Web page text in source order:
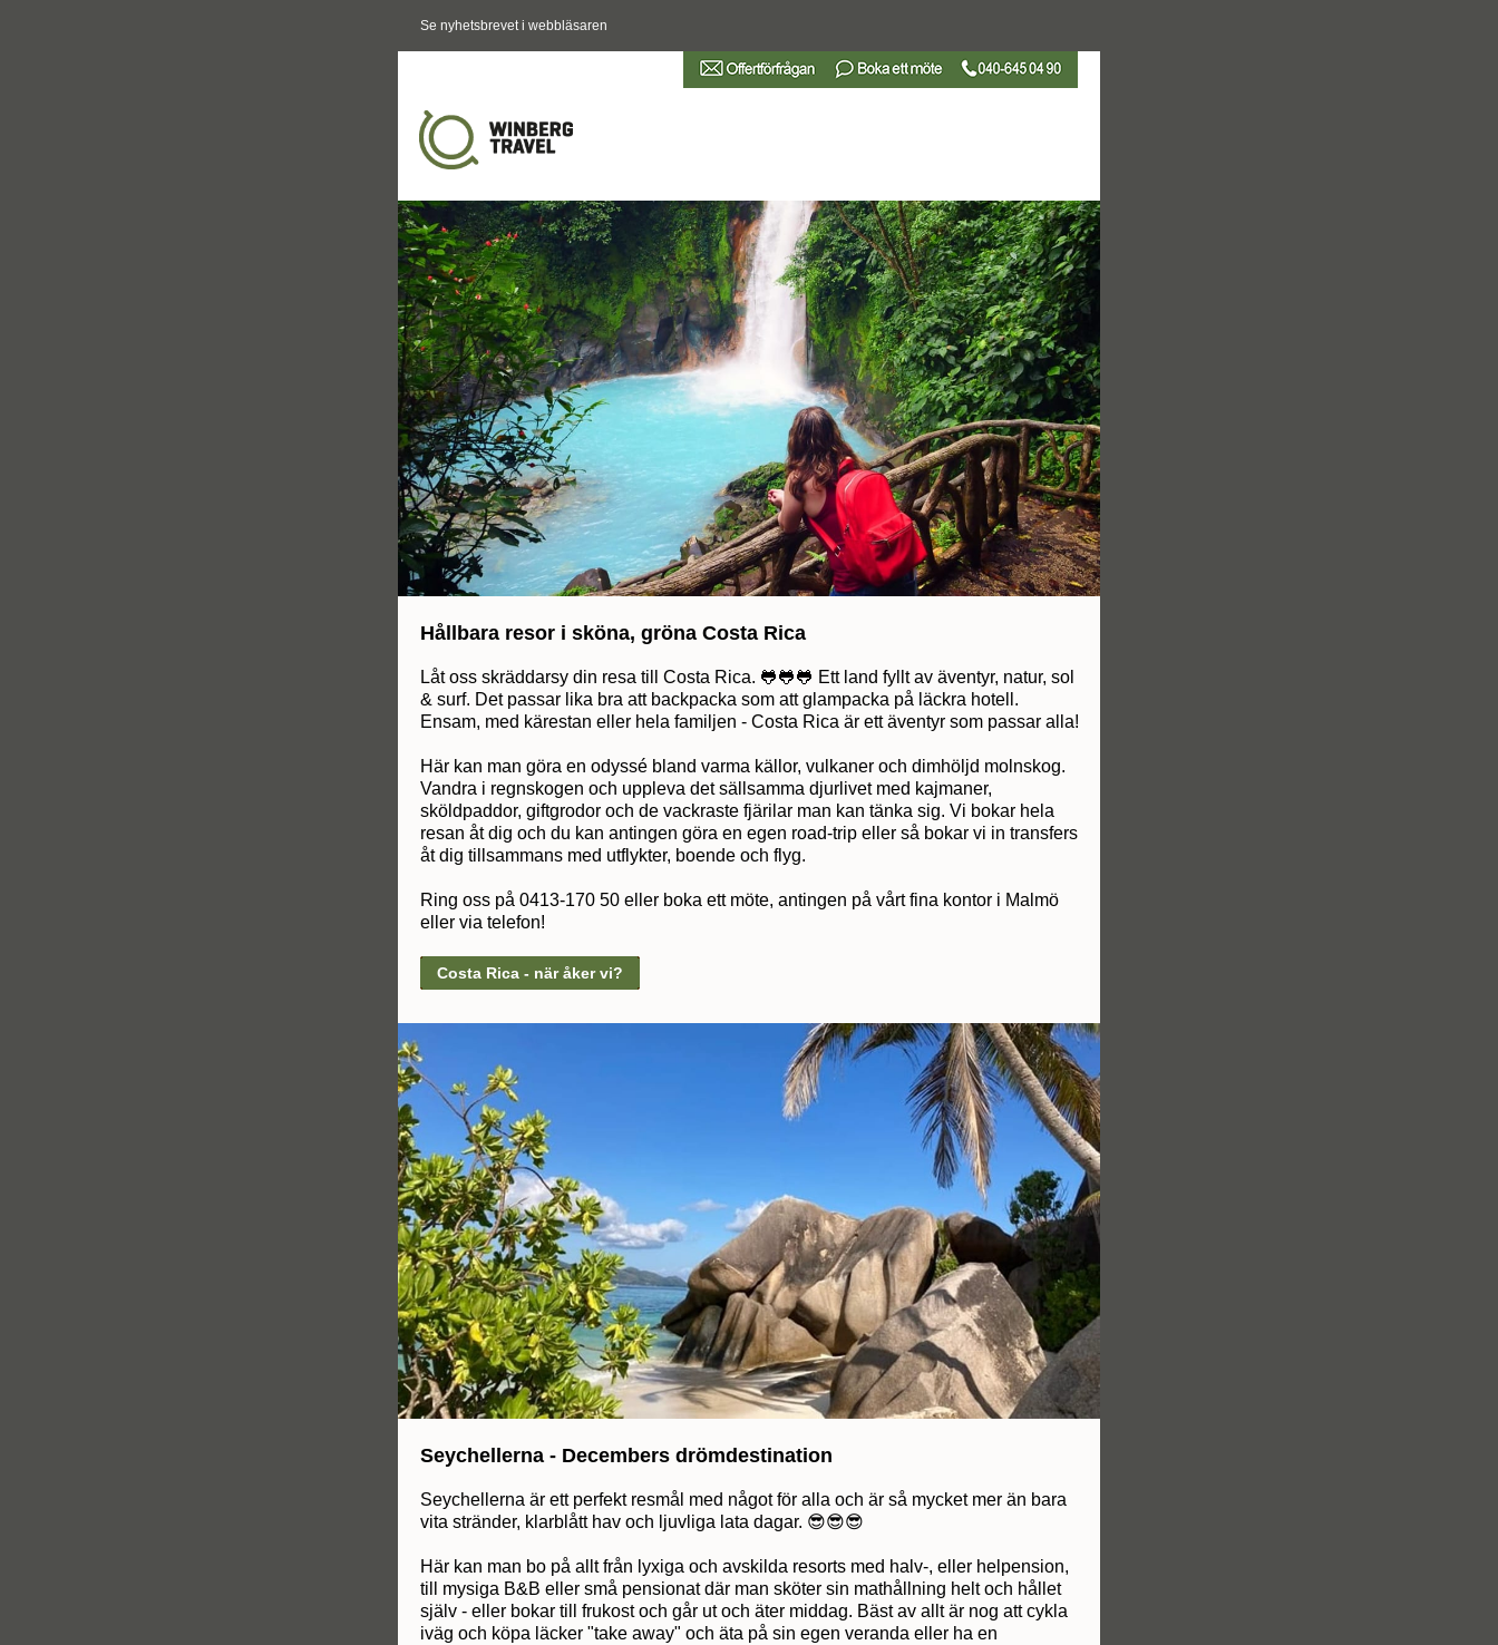
Se nyhetsbrevet i webbläsaren
Hållbara resor i sköna, gröna Costa Rica
Låt oss skräddarsy din resa till Costa Rica. 🐸🐸🐸 Ett land fyllt av äventyr, natur, sol
& surf. Det passar lika bra att backpacka som att glampacka på läckra hotell.
Ensam, med kärestan eller hela familjen - Costa Rica är ett äventyr som passar alla!
Här kan man göra en odyssé bland varma källor, vulkaner och dimhöljd molnskog.
Vandra i regnskogen och uppleva det sällsamma djurlivet med kajmaner,
sköldpaddor, giftgrodor och de vackraste fjärilar man kan tänka sig. Vi bokar hela
resan åt dig och du kan antingen göra en egen road-trip eller så bokar vi in transfers
åt dig tillsammans med utflykter, boende och flyg.
Ring oss på 0413-170 50 eller boka ett möte, antingen på vårt fina kontor i Malmö
eller via telefon!
Costa Rica - när åker vi?
Seychellerna - Decembers drömdestination
Seychellerna är ett perfekt resmål med något för alla och är så mycket mer än bara
vita stränder, klarblått hav och ljuvliga lata dagar. 😎😎😎
Här kan man bo på allt från lyxiga och avskilda resorts med halv-, eller helpension,
till mysiga B&B eller små pensionat där man sköter sin mathållning helt och hållet
själv - eller bokar till frukost och går ut och äter middag. Bäst av allt är nog att cykla
iväg och köpa läcker "take away" och äta på sin egen veranda eller ha en